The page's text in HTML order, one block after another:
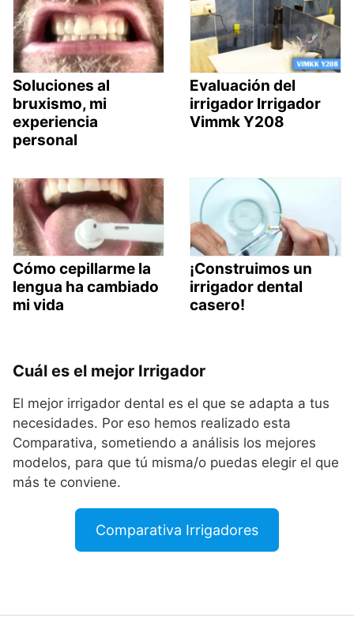
Soluciones al
bruxismo, mi
experiencia
personal
Evaluación del
irrigador Irrigador
Vimmk Y208
Cómo cepillarme la
lengua ha cambiado
mi vida
¡Construimos un
irrigador dental
casero!
Cuál es el mejor Irrigador
El mejor irrigador dental es el que se adapta a tus
necesidades. Por eso hemos realizado esta
Comparativa, sometiendo a análisis los mejores
modelos, para que tú misma/o puedas elegir el que
más te conviene.
Comparativa Irrigadores